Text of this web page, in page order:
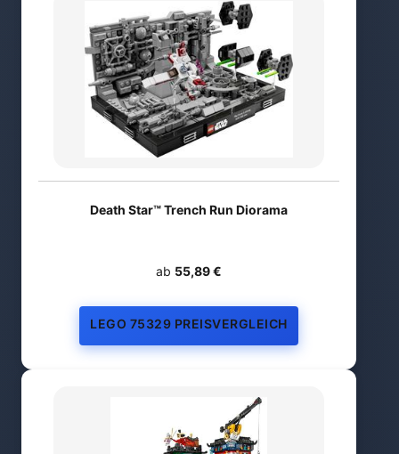
Death Star™ Trench Run Diorama
ab 55,89 €
LEGO 75329 PREISVERGLEICH